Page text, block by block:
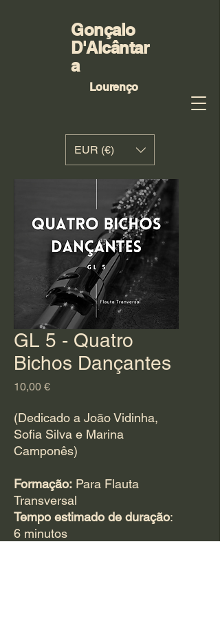
Gonçalo
D'Alcântar
a
Lourenço
EUR (€)
GL 5 - Quatro
Bichos Dançantes
10,00 €Preço
(Dedicado a João Vidinha,
Sofia Silva e Marina
Camponês)
Formação: Para Flauta
Transversal
Tempo estimado de duração:
6 minutos